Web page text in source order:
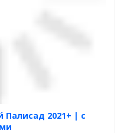
Палисад 2021+ | с